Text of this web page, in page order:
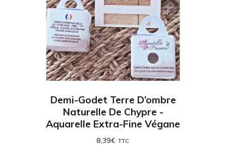
Demi-Godet Terre D’ombre
Naturelle De Chypre -
Aquarelle Extra-Fine Végane
8,39€ TTC